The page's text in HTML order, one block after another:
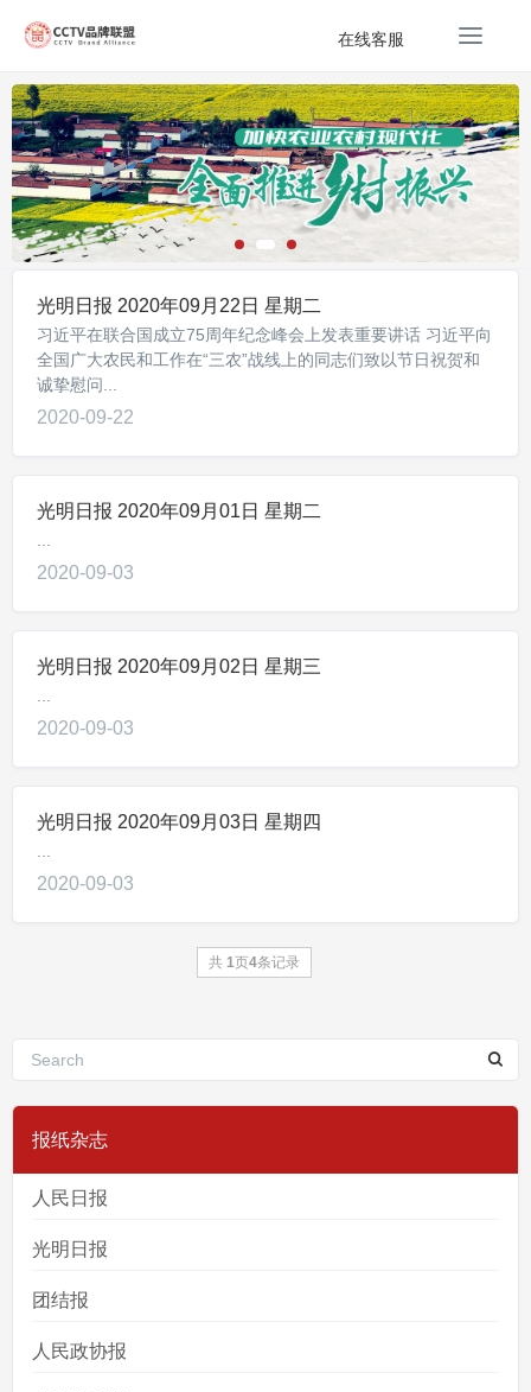
T
g
g
l
i
a
t
在线客服
光明日报 2020年09月22日 星期二
习近平在联合国成立75周年纪念峰会上发表重要讲话 习近平向
全国广大农民和工作在“三农”战线上的同志们致以节日祝贺和
诚挚慰问...
2020-09-22
光明日报 2020年09月01日 星期二
2020-09-03
光明日报 2020年09月02日 星期三
2020-09-03
光明日报 2020年09月03日 星期四
2020-09-03
共 1页4条记录
报纸杂志
人民日报
光明日报
团结报
人民政协报